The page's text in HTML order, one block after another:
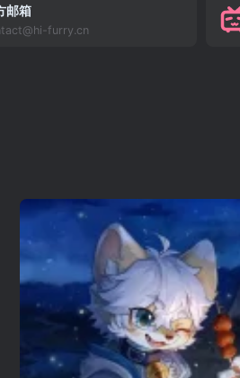
邮箱
furry.cn